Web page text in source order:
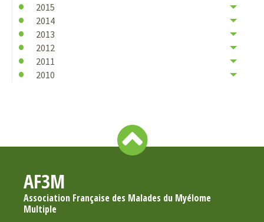
2015
2014
2013
2012
2011
2010
AF3M
Association Française des Malades du Myélome
Multiple